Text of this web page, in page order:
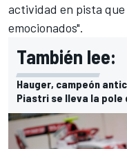
actividad en pista
emocionados".
También lee:
Hauger, campeón
Piastri se lleva la pole